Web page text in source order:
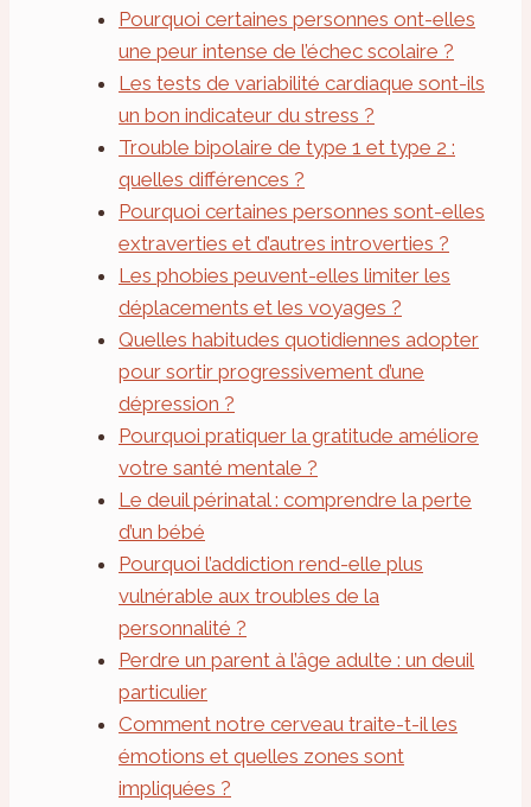
Pourquoi certaines personnes ont-elles
une peur intense de l’échec scolaire ?
Les tests de variabilité cardiaque sont-ils
un bon indicateur du stress ?
Trouble bipolaire de type 1 et type 2 :
quelles différences ?
Pourquoi certaines personnes sont-elles
extraverties et d’autres introverties ?
Les phobies peuvent-elles limiter les
déplacements et les voyages ?
Quelles habitudes quotidiennes adopter
pour sortir progressivement d’une
dépression ?
Pourquoi pratiquer la gratitude améliore
votre santé mentale ?
Le deuil périnatal : comprendre la perte
d’un bébé
Pourquoi l’addiction rend-elle plus
vulnérable aux troubles de la
personnalité ?
Perdre un parent à l’âge adulte : un deuil
particulier
Comment notre cerveau traite-t-il les
émotions et quelles zones sont
impliquées ?